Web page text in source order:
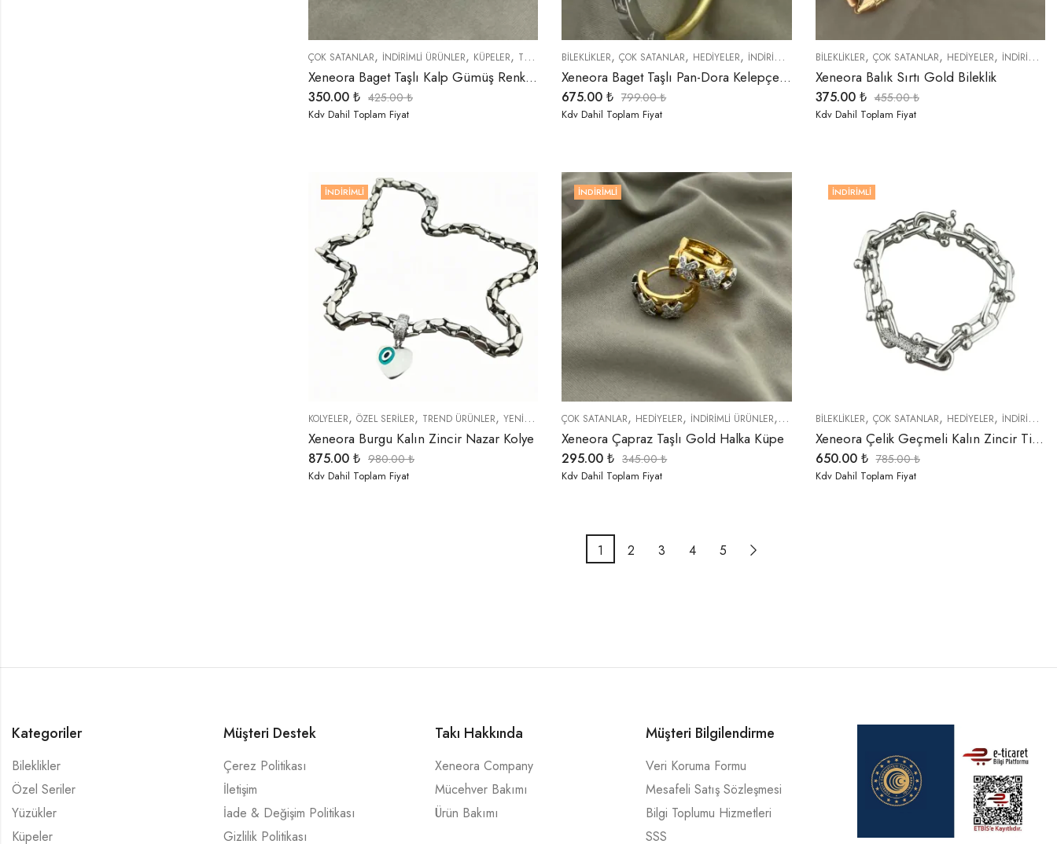
ÇOK SATANLAR, İNDIRIMLI ÜRÜNLER, KÜPELER, TREND ÜRÜNLER
Xeneora Baget Taşlı Kalp Gümüş Renk Küpe
350.00 ₺ 425.00₺
Kdv Dahil Toplam Fiyat
BİLEKLİKLER,ÇOK SATANLAR, HEDIYELER, İNDIRIMLI ÜRÜNLER ,ÖZEL SERİLER
Xeneora Baget Taşlı Pan-Dora Kelepçe Bileklik
675.00₺ 799.00₺
Kdv Dahil Toplam Fiyat
BİLEKLİKLER, ÇOK SATANLAR, HEDIYELER, İNDIRIMLI ÜRÜNLER
Xeneora Balık Sırtı Gold Bileklik
375.00 ₺ 455.00₺
Kdv Dahil Toplam Fiyat
İNDIRIMLI
KOLYELER, ÖZEL SERİLER, TREND ÜRÜNLER, YENI GELENLER
Xeneora Burgu Kalın Zincir Nazar Kolye
875.00 ₺ 980.00₺
Kdv Dahil Toplam Fiyat
İNDIRIMLI
ÇOK SATANLAR, HEDIYELER, İNDIRIMLI ÜRÜNLER, KÜPELER,ÖZEL SERİLER, TREND ÜRÜNLER
Xeneora Çapraz Taşlı Gold Halka Küpe
295.00₺ 345.00₺
Kdv Dahil Toplam Fiyat
İNDIRIMLI
BİLEKLİKLER, ÇOK SATANLAR, HEDIYELER, İNDIRIMLI ÜRÜNLER
Xeneora Çelik Geçmeli Kalın Zincir Tiffany Model Bileklik
650.00 ₺ 785.00₺
Kdv Dahil Toplam Fiyat
1 2 3 4 5
Kategoriler
Bileklikler
Özel Seriler
Yüzükler
Küpeler
Müşteri Destek
Çerez Politikası
İletişim
İade & Değişim Politikası
Gizlilik Politikası
Takı Hakkında
Xeneora Company
Mücehver Bakımı
Ürün Bakımı
Müşteri Bilgilendirme
Veri Koruma Formu
Mesafeli Satış Sözleşmesi
Bilgi Toplumu Hizmetleri
SSS